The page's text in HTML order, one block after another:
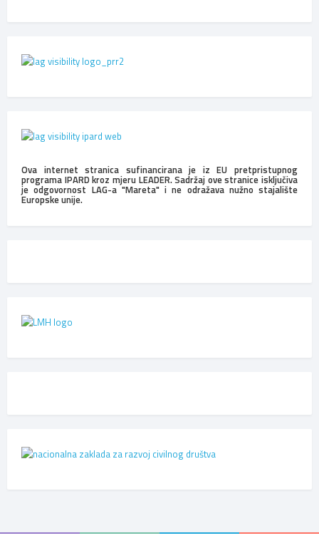
Ova internet stranica sufinancirana je iz EU pretpristupnog
programa IPARD kroz mjeru LEADER. Sadržaj ove stranice isključiva
je odgovornost LAG-a "Mareta" i ne odražava nužno stajalište
Europske unije.